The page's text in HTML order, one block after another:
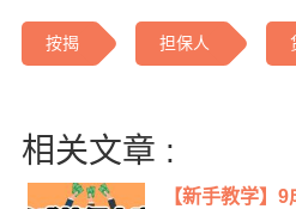
按揭 担保人
相关文章 :
【新手教学】